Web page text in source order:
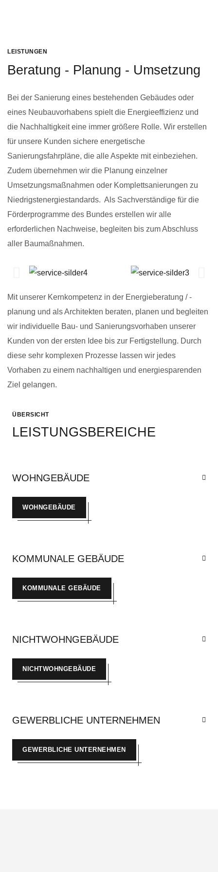
LEISTUNGEN
Beratung - Planung - Umsetzung
Bei der Sanierung eines bestehenden Gebäudes oder
eines Neubauvorhabens spielt die Energieeffizienz und
die Nachhaltigkeit eine immer größere Rolle. Wir erstellen
für unsere Kunden sichere energetische
Sanierungsfahrpläne, die alle Aspekte mit einbeziehen.
Zudem übernehmen wir die Planung einzelner
Umsetzungsmaßnahmen oder Komplettsanierungen zu
Niedrigstenergiestandards. Als Sachverständige für die
Förderprogramme des Bundes erstellen wir alle
erforderlichen Nachweise, begleiten bis zum Abschluss
aller Baumaßnahmen.
Mit unserer Kernkompetenz in der Energieberatung / -
planung und als Architekten beraten, planen und begleiten
wir individuelle Bau- und Sanierungsvorhaben unserer
Kunden von der ersten Idee bis zur Fertigstellung. Durch
diese sehr komplexen Prozesse lassen wir jedes
Vorhaben zu einem nachhaltigen und energiesparenden
Ziel gelangen.
ÜBERSICHT
LEISTUNGSBEREICHE
WOHNGEBÄUDE
WOHNGEBÄUDE
KOMMUNALE GEBÄUDE
KOMMUNALE GEBÄUDE
NICHTWOHNGEBÄUDE
NICHTWOHNGEBÄUDE
GEWERBLICHE UNTERNEHMEN
GEWERBLICHE UNTERNEHMEN